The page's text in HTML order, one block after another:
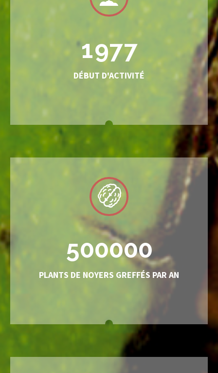
1977
DÉBUT D'ACTIVITÉ
500000
PLANTS DE NOYERS GREFFÉS PAR AN